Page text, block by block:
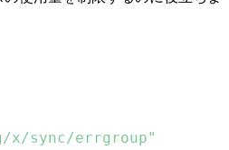
x/sync/errgroup"